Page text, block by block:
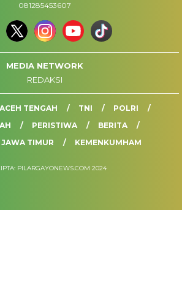
081285453607
MEDIA NETWORK
REDAKSI
ACEH TENGAH TNI
POLRI
PERISTIWA
BERITA
JAWA TIMUR KEMENKUMHAM
PILARGAYONEWS.COM 2024